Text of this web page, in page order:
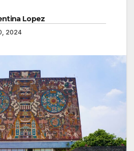
Lopez
2024